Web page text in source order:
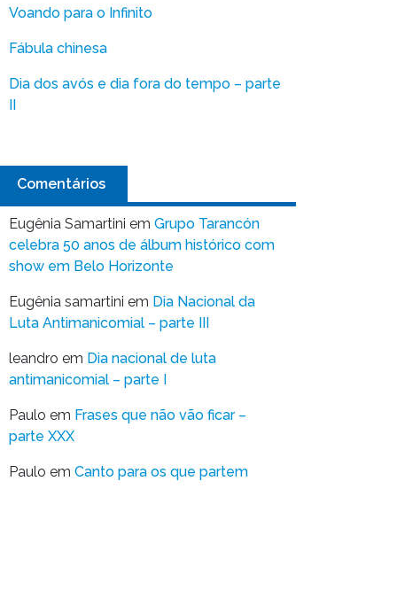
Voando para o Infinito
Fábula chinesa
Dia dos avós e dia fora do tempo – parte
II
Comentários
Eugênia Samartini em Grupo Tarancón
celebra 50 anos de álbum histórico com
show em Belo Horizonte
Eugênia samartini em Dia Nacional da
Luta Antimanicomial – parte III
leandro em Dia nacional de luta
antimanicomial – parte I
Paulo em Frases que não vão ficar –
parte XXX
Paulo em Canto para os que partem